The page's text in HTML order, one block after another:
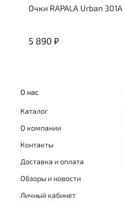
Очки RAPALA Urban 301A
5 890 ₽
О нас
Каталог
О компании
Контакты
Доставка и оплата
Обзоры и новости
Личный кабинет